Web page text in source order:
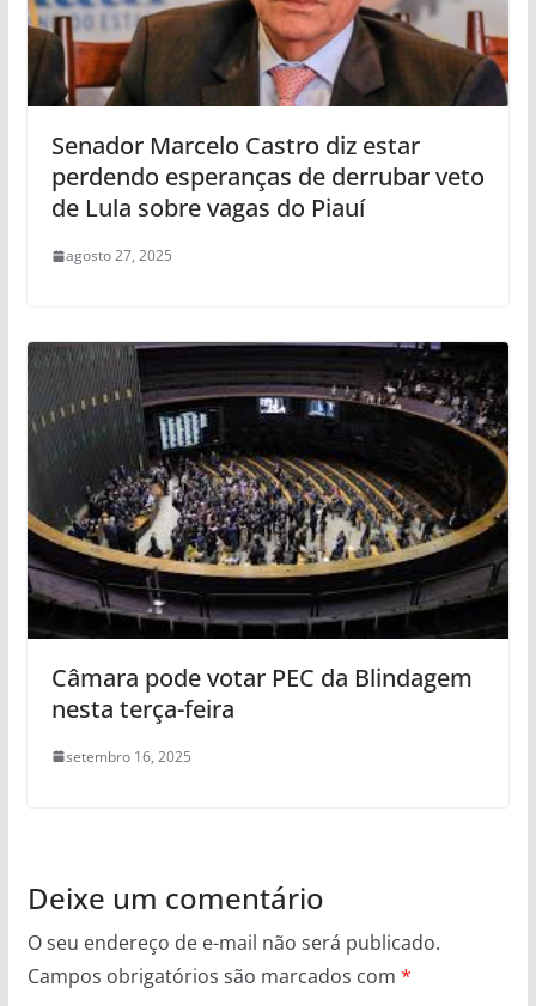
Senador Marcelo Castro diz estar
perdendo esperanças de derrubar veto
de Lula sobre vagas do Piauí
agosto 27, 2025
Câmara pode votar PEC da Blindagem
nesta terça-feira
setembro 16, 2025
Deixe um comentário
O seu endereço de e-mail não será publicado.
Campos obrigatórios são marcados com *